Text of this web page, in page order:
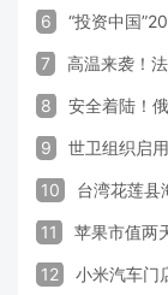
6 “投资中国
7 高温来袭！
8 安全着陆！
9 世卫组织启
10 台湾花莲县
11 苹果市值两
12 小米汽车门